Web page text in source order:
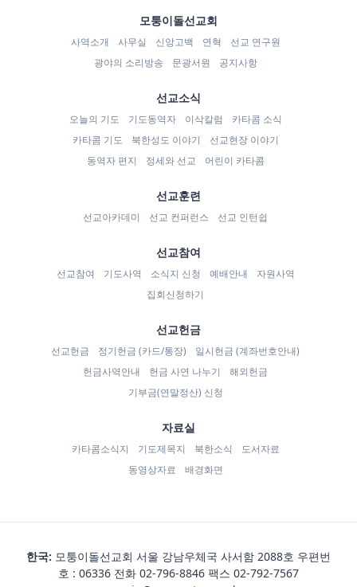
모퉁이돌선교회
사역소개 사무실 신앙고백 연혁
선교 연구원
광야의 소리방송
문광서원 공지사항
선교소식
오늘의 기도 기도동역자 이삭칼럼
카타콤 소식
카타콤 기도
북한성도 이야기
선교현장 이야기
동역자 편지
정세와 선교 어린이 카타콤
선교훈련
선교아카데미 선교 컨퍼런스 선교 인턴쉽
선교참여
선교참여 기도사역 소식지 신청 예배안내
자원사역
집회신청하기
선교헌금
선교헌금 정기헌금 (카드/통장)
일시헌금 (계좌번호안내)
헌금사역안내
헌금 사연 나누기
해외헌금
기부금(연말정산) 신청
자료실
카타콤소식지 기도제목지 북한소식
도서자료
동영상자료
배경화면
한국: 모퉁이돌선교회 서울 강남우체국 사서함 2088호 우편번
호 : 06336 전화 02-796-8846 팩스 02-792-7567